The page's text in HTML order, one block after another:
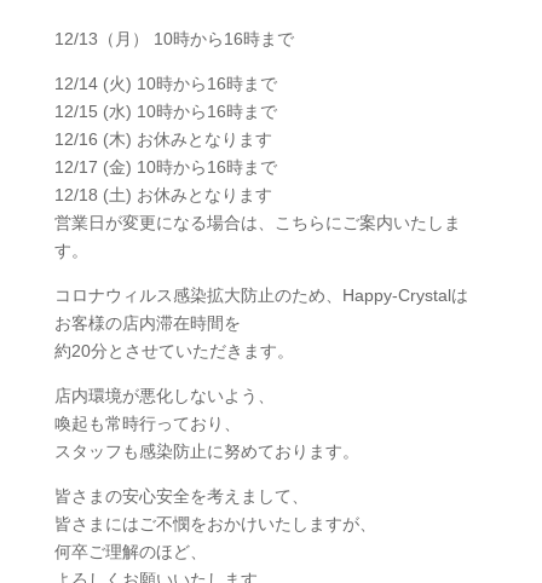
12/13（月） 10時から16時まで
12/14 (火) 10時から16時まで
12/15 (水) 10時から16時まで
12/16 (木) お休みとなります
12/17 (金) 10時から16時まで
12/18 (土) お休みとなります
営業日が変更になる場合は、こちらにご案内いたしま
す。
コロナウィルス感染拡大防止のため、Happy-Crystalは
お客様の店内滞在時間を
約20分とさせていただきます。
店内環境が悪化しないよう、
喚起も常時行っており、
スタッフも感染防止に努めております。
皆さまの安心安全を考えまして、
皆さまにはご不憫をおかけいたしますが、
何卒ご理解のほど、